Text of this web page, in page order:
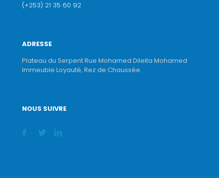
(+253) 21 35 60 92
ADRESSE
Plateau du Serpent Rue Mohamed Dileita Mohamed
Immeuble Loyauté, Rez de Chaussée.
NOUS SUIVRE